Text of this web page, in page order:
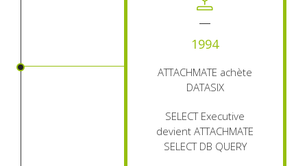
1994
ATTACHMATE achète
DATASIX
SELECT Executive
devient ATTACHMATE
SELECT DB QUERY